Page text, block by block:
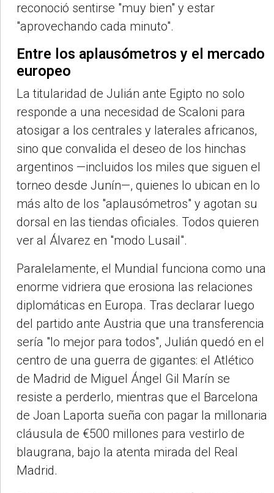
reconoció sentirse "muy bien" y estar
"aprovechando cada minuto".
Entre los aplausómetros y el mercado
europeo
La titularidad de Julián ante Egipto no solo
responde a una necesidad de Scaloni para
atosigar a los centrales y laterales africanos,
sino que convalida el deseo de los hinchas
argentinos —incluidos los miles que siguen el
torneo desde Junín—, quienes lo ubican en lo
más alto de los "aplausómetros" y agotan su
dorsal en las tiendas oficiales. Todos quieren
ver al Álvarez en "modo Lusail".
Paralelamente, el Mundial funciona como una
enorme vidriera que erosiona las relaciones
diplomáticas en Europa. Tras declarar luego
del partido ante Austria que una transferencia
sería "lo mejor para todos", Julián quedó en el
centro de una guerra de gigantes: el Atlético
de Madrid de Miguel Ángel Gil Marín se
resiste a perderlo, mientras que el Barcelona
de Joan Laporta sueña con pagar la millonaria
cláusula de €500 millones para vestirlo de
blaugrana, bajo la atenta mirada del Real
Madrid.